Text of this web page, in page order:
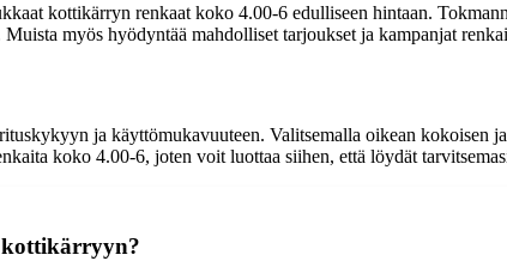
kottikärryn renkaat koko 4.00-6 edulliseen hintaan.
myös hyödyntää mahdolliset tarjoukset ja kampanjat
ja käyttömukavuuteen. Valitsemalla oikean kokoisen
koko 4.00-6, joten voit luottaa siihen, että löydät
kottikärryyn?